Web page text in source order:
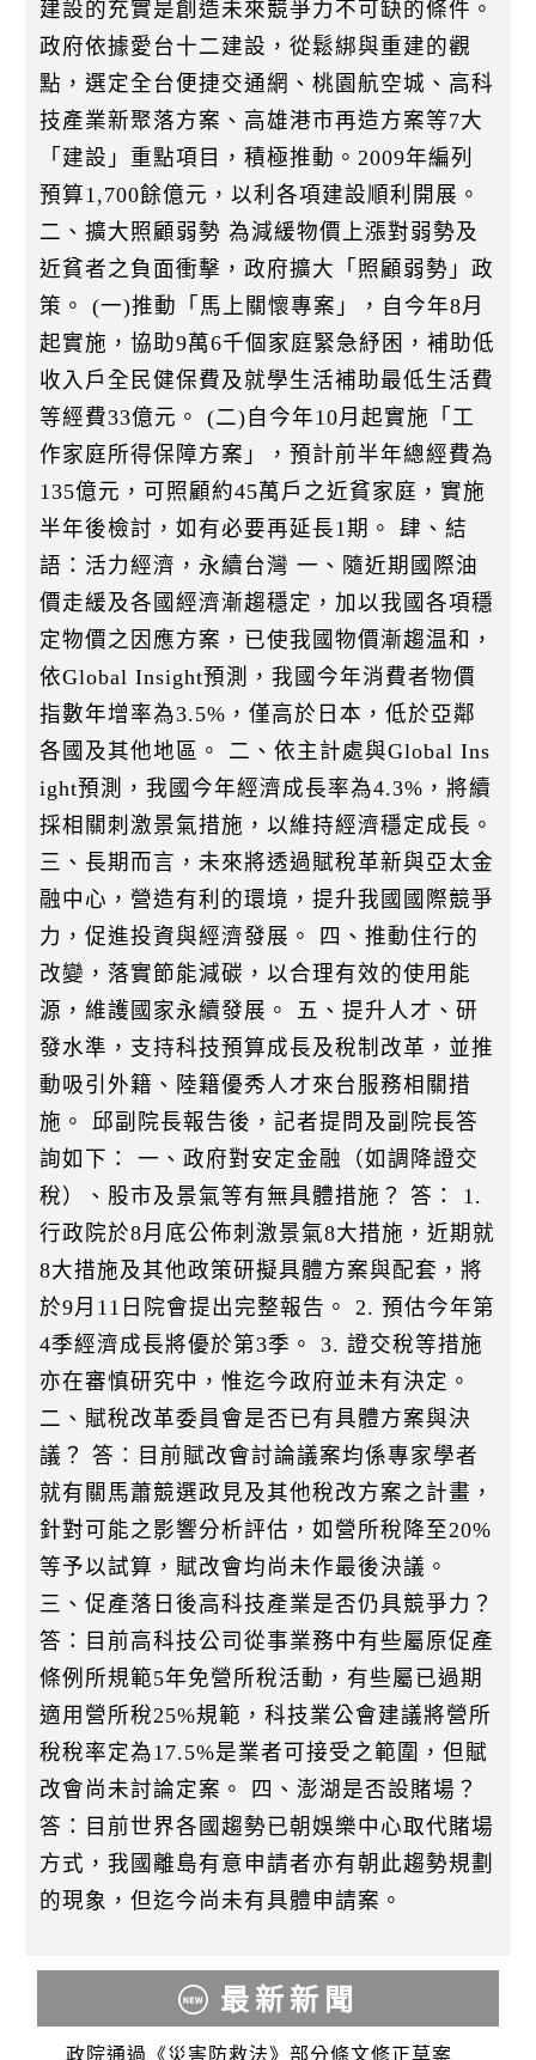
建設的充實是創造未來競爭力不可缺的條件。
政府依據愛台十二建設，從鬆綁與重建的觀
點，選定全台便捷交通網、桃園航空城、高科
技產業新聚落方案、高雄港市再造方案等7大
「建設」重點項目，積極推動。2009年編列
預算1,700餘億元，以利各項建設順利開展。
二、擴大照顧弱勢 為減緩物價上漲對弱勢及
近貧者之負面衝擊，政府擴大「照顧弱勢」政
策。 (一)推動「馬上關懷專案」，自今年8月
起實施，協助9萬6千個家庭緊急紓困，補助低
收入戶全民健保費及就學生活補助最低生活費
等經費33億元。 (二)自今年10月起實施「工
作家庭所得保障方案」，預計前半年總經費為
135億元，可照顧約45萬戶之近貧家庭，實施
半年後檢討，如有必要再延長1期。 肆、結
語：活力經濟，永續台灣 一、隨近期國際油
價走緩及各國經濟漸趨穩定，加以我國各項穩
定物價之因應方案，已使我國物價漸趨温和，
依Global Insight預測，我國今年消費者物價
指數年增率為3.5%，僅高於日本，低於亞鄰
各國及其他地區。 二、依主計處與Global Ins
ight預測，我國今年經濟成長率為4.3%，將續
採相關刺激景氣措施，以維持經濟穩定成長。
三、長期而言，未來將透過賦稅革新與亞太金
融中心，營造有利的環境，提升我國國際競爭
力，促進投資與經濟發展。 四、推動住行的
改變，落實節能減碳，以合理有效的使用能
源，維護國家永續發展。 五、提升人才、研
發水準，支持科技預算成長及稅制改革，並推
動吸引外籍、陸籍優秀人才來台服務相關措
施。 邱副院長報告後，記者提問及副院長答
詢如下： 一、政府對安定金融（如調降證交
稅）、股市及景氣等有無具體措施？ 答： 1.
行政院於8月底公佈刺激景氣8大措施，近期就
8大措施及其他政策研擬具體方案與配套，將
於9月11日院會提出完整報告。 2. 預估今年第
4季經濟成長將優於第3季。 3. 證交稅等措施
亦在審慎研究中，惟迄今政府並未有決定。
二、賦稅改革委員會是否已有具體方案與決
議？ 答：目前賦改會討論議案均係專家學者
就有關馬蕭競選政見及其他稅改方案之計畫，
針對可能之影響分析評估，如營所稅降至20%
等予以試算，賦改會均尚未作最後決議。
三、促產落日後高科技產業是否仍具競爭力？
答：目前高科技公司從事業務中有些屬原促產
條例所規範5年免營所稅活動，有些屬已過期
適用營所稅25%規範，科技業公會建議將營所
稅稅率定為17.5%是業者可接受之範圍，但賦
改會尚未討論定案。 四、澎湖是否設賭場？
答：目前世界各國趨勢已朝娛樂中心取代賭場
方式，我國離島有意申請者亦有朝此趨勢規劃
的現象，但迄今尚未有具體申請案。
最新新聞
政院通過《災害防救法》部分條文修正草案